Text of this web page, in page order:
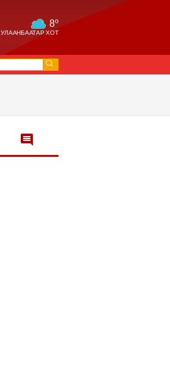
8o
УЛААНБААТАР ХОТ